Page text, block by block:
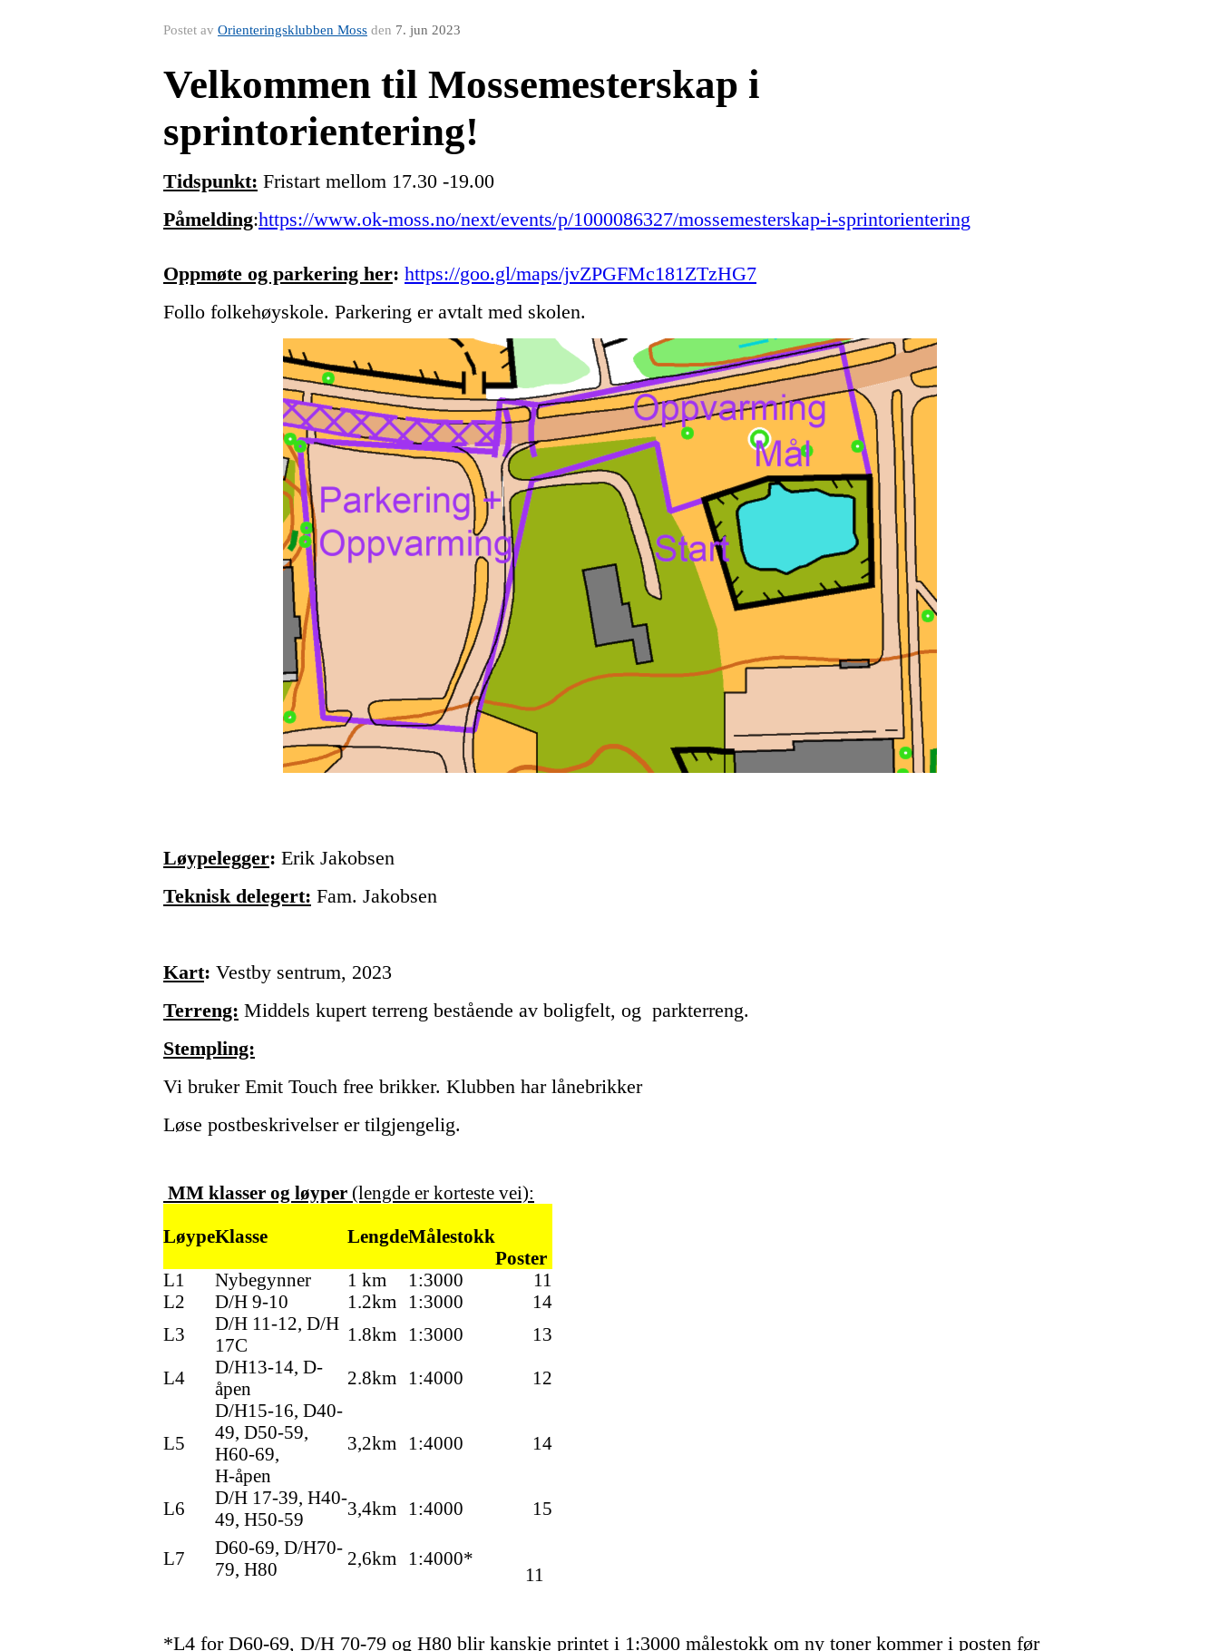
Postet av Orienteringsklubben Moss den 7. jun 2023
Velkommen til Mossemesterskap i
sprintorientering!
Tidspunkt: Fristart mellom 17.30 -19.00
Påmelding:https://www.ok-moss.no/next/events/p/1000086327/mossemesterskap-i-sprintorientering
Oppmøte og parkering her: https://goo.gl/maps/jvZPGFMc181ZTzHG7
Follo folkehøyskole. Parkering er avtalt med skolen.
Løypelegger: Erik Jakobsen
Teknisk delegert: Fam. Jakobsen
Kart: Vestby sentrum, 2023
Terreng: Middels kupert terreng bestående av boligfelt, og parkterreng.
Stempling:
Vi bruker Emit Touch free brikker. Klubben har lånebrikker
Løse postbeskrivelser er tilgjengelig.
MM klasser og løyper (lengde er korteste vei):
LøypeKlasse LengdeMålestokk
Poster
L1
Nybegynner 1 km 1:3000
11
L2
D/H 9-10 1.2km 1:3000
14
L3
D/H 11-12, D/H
17C
1.8km 1:3000 13
L4
D/H13-14, D-
åpen
2.8km 1:4000 12
L5
D/H15-16, D40-
49, D50-59,
H60-69,
H-åpen
3,2km 1:4000 14
L6
D/H 17-39, H40-
49, H50-59
3,4km 1:4000 15
L7
D60-69, D/H70-
79, H80
2,6km 1:4000*
11
*L4 for D60-69, D/H 70-79 og H80 blir kanskje printet i 1:3000 målestokk om ny toner kommer i posten før